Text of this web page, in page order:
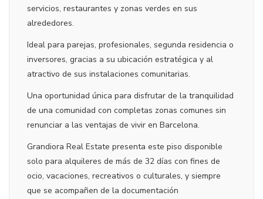
servicios, restaurantes y zonas verdes en sus
alrededores.
Ideal para parejas, profesionales, segunda residencia o
inversores, gracias a su ubicación estratégica y al
atractivo de sus instalaciones comunitarias.
Una oportunidad única para disfrutar de la tranquilidad
de una comunidad con completas zonas comunes sin
renunciar a las ventajas de vivir en Barcelona.
Grandiora Real Estate presenta este piso disponible
solo para alquileres de más de 32 días con fines de
ocio, vacaciones, recreativos o culturales, y siempre
que se acompañen de la documentación